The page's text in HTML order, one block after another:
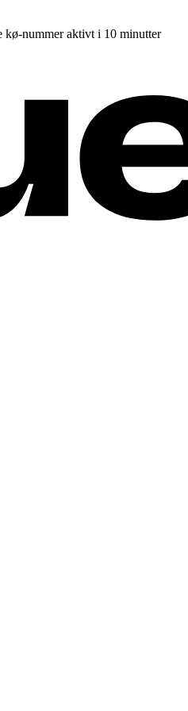
kø-nummer aktivt i 10 minutter